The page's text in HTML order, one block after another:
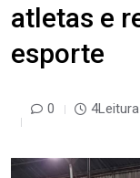
atletas e
esporte
0 4Leitura